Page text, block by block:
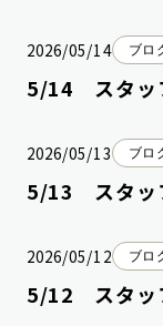
2026/05/14 ブロ
5/14 スタッ
2026/05/13 ブロ
5/13 スタッ
2026/05/12 ブロ
5/12 スタッ